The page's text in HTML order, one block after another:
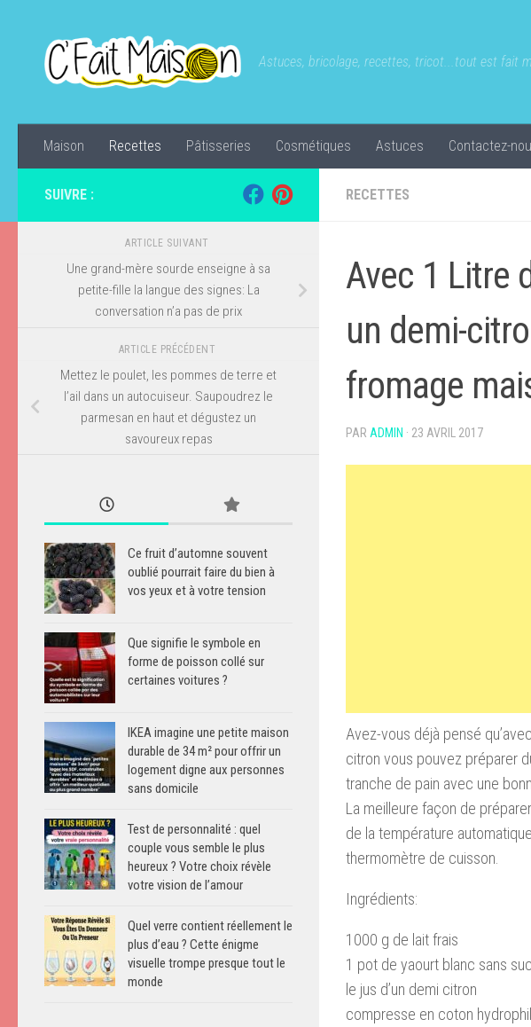
Astuces, bricolage, recettes, tricot...tout est fait
Maison Recettes Pâtisseries Cosmétiques Astuces Contactez-
RECETTES
Avec 1 Litre
un demi-
fromage
PAR ADMIN · 23 AVRIL 2017
Avez-vous déjà pensé
citron vous pouvez préparer
tranche de pain avec une
La meilleure façon de
de la température
thermomètre de cuisson.
Ingrédients:
1000 g de lait frais
1 pot de yaourt blanc sans
le jus d’un demi citron
compresse en coton
SUIVRE :
ARTICLE SUIVANT
Une grand-mère sourde enseigne à sa
petite-fille la langue des signes: La
conversation n’a pas de prix
ARTICLE PRÉCÉDENT
Mettez le poulet, les pommes de terre et
l’ail dans un autocuiseur. Saupoudrez le
parmesan en haut et dégustez un
savoureux repas
Ce fruit d’automne souvent
oublié pourrait faire du bien à
vos yeux et à votre tension
Que signifie le symbole en
forme de poisson collé sur
certaines voitures ?
IKEA imagine une petite maison
durable de 34 m² pour offrir un
logement digne aux personnes
sans domicile
Test de personnalité : quel
couple vous semble le plus
heureux ? Votre choix révèle
votre vision de l’amour
Quel verre contient réellement le
plus d’eau ? Cette énigme
visuelle trompe presque tout le
monde